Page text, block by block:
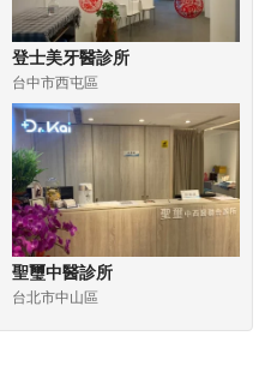
登士美牙醫診所
台中市西屯區
聖璽中醫診所
台北市中山區